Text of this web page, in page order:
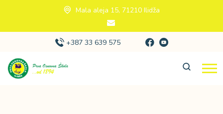
Mala aleja 15, 71210 Ilidža
+387 33 639 575